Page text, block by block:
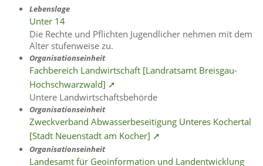
Lebenslage
Unter 14
Die Rechte und Pflichten Jugendlicher nehmen mit dem
Alter stufenweise zu.
Organisationseinheit
Fachbereich Landwirtschaft [Landratsamt Breisgau-
Hochschwarzwald] ➚
Untere Landwirtschaftsbehörde
Organisationseinheit
Zweckverband Abwasserbeseitigung Unteres Kochertal
[Stadt Neuenstadt am Kocher] ➚
Organisationseinheit
Landesamt für Geoinformation und Landentwicklung